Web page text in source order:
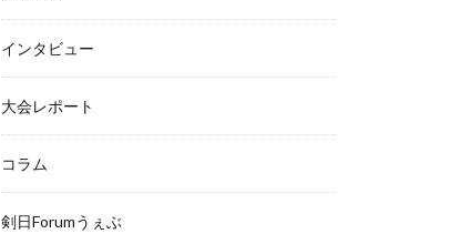
インタビュー
大会レポート
コラム
剣日Forumうぇぶ